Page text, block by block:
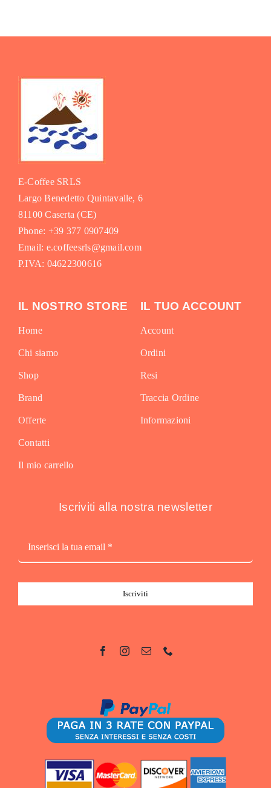
E-Coffee SRLS
Largo Benedetto Quintavalle, 6
81100 Caserta (CE)
Phone: +39 377 0907409
Email: e.coffeesrls@gmail.com
P.IVA: 04622300616
IL NOSTRO STORE
Home
Chi siamo
Shop
Brand
Offerte
Contatti
Il mio carrello
IL TUO ACCOUNT
Account
Ordini
Resi
Traccia Ordine
Informazioni
Iscriviti alla nostra newsletter
Iscriviti